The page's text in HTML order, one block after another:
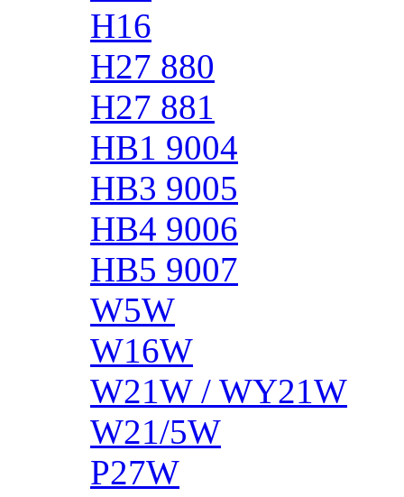
H16
H27 880
H27 881
HB1 9004
HB3 9005
HB4 9006
HB5 9007
W5W
W16W
W21W / WY21W
W21/5W
P27W